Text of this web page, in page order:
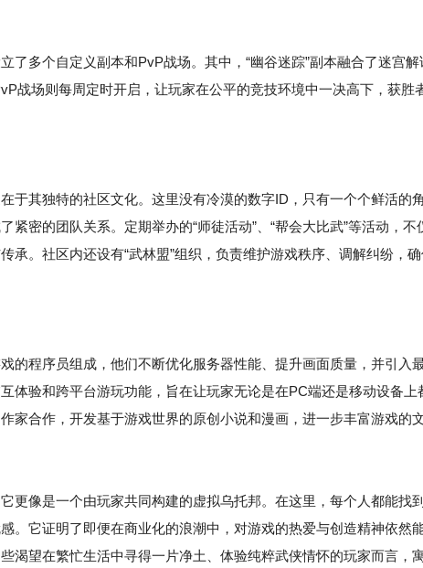
多个自定义副本和PvP战场。其中，“幽谷迷踪”副本融合了迷宫解
战场则每周定时开启，让玩家在公平的竞技环境中一决高下，获胜
于其独特的社区文化。这里没有冷漠的数字ID，只有一个个鲜活的
紧密的团队关系。定期举办的“师徒活动”、“帮会大比武”等活动，不
承。社区内还设有“武林盟”组织，负责维护游戏秩序、调解纠纷，
的程序员组成，他们不断优化服务器性能、提升画面质量，并引入
体验和跨平台游玩功能，旨在让玩家无论是在PC端还是移动设备上
家合作，开发基于游戏世界的原创小说和漫画，进一步丰富游戏的文
更像是一个由玩家共同构建的虚拟乌托邦。在这里，每个人都能找
。它证明了即便在商业化的浪潮中，对游戏的热爱与创造精神依然
渴望在繁忙生活中寻得一片净土、体验纯粹武侠情怀的玩家而言，